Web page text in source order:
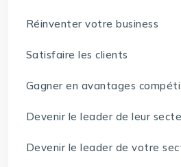
Réinventer votre business
Satisfaire les clients
Gagner en avantages
Devenir le leader de leur
Devenir le leader de votre